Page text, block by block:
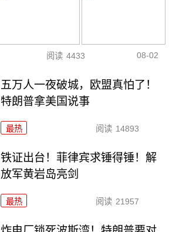
阅读 4433 08-02
五万人一夜破城，欧盟真怕了！
特朗普拿美国说事
最热 阅读 14893
铁证出台！菲律宾求锤得锤！解
放军黄岩岛亮剑
最热 阅读 21957